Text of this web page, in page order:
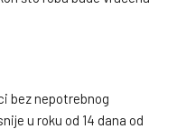
bez nepotrebnog
u roku od 14 dana od